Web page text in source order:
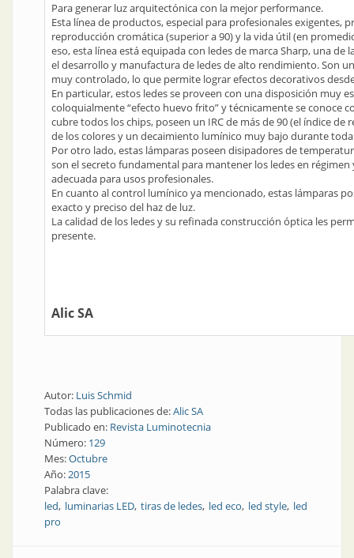
Para generar luz arquitectónica con la mejor performance.
Esta línea de productos, especial para profesionales exigentes,
reproducción cromática (superior a 90) y la vida útil (en
eso, esta línea está equipada con ledes de marca Sharp, una de
el desarrollo y manufactura de ledes de alto rendimiento. Son
muy controlado, lo que permite lograr efectos decorativos
En particular, estos ledes se proveen con una disposición muy
coloquialmente “efecto huevo frito” y técnicamente se conoce
cubre todos los chips, poseen un IRC de más de 90 (el índice
de los colores y un decaimiento lumínico muy bajo durante
Por otro lado, estas lámparas poseen disipadores de
son el secreto fundamental para mantener los ledes en régimen
adecuada para usos profesionales.
En cuanto al control lumínico ya mencionado, estas lámparas
exacto y preciso del haz de luz.
La calidad de los ledes y su refinada construcción óptica les
presente.
Alic SA
Autor: Luis Schmid
Todas las publicaciones de:Alic SA
Publicado en: Revista Luminotecnia
Número: 129
Mes:Octubre
Año:2015
Palabra clave:
led luminarias LED tiras de ledes led eco led style led
pro